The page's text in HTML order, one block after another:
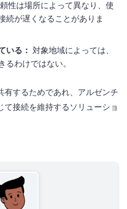
性は場所によって異なり、使
続が遅くなることがありま
いる：
対象地域によっては、
るわけではない。
有するためであれ、アルゼンチ
て接続を維持するソリューショ